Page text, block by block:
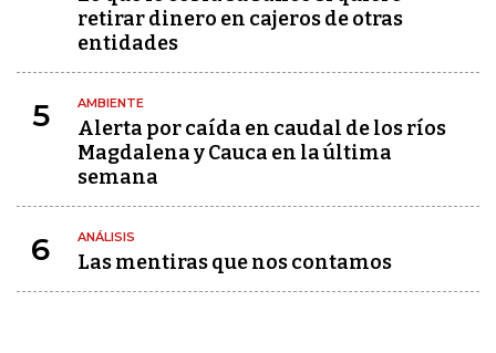
retirar dinero en cajeros de otras
entidades
5 AMBIENTE
Alerta por caída en caudal de los ríos
Magdalena y Cauca en la última
semana
6 ANÁLISIS
Las mentiras que nos contamos